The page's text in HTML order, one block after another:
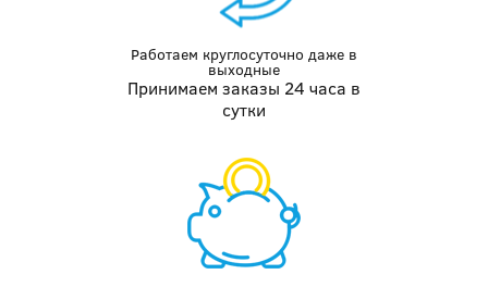
Работаем круглосуточно даже в
выходные
Принимаем заказы 24 часа в
сутки